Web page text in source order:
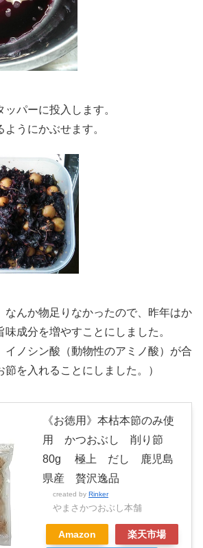
パーに投入します。
うにかぶせます。
なんか物足りなかったので、昨年はか
成分を増やすことにしました。
イノシン酸（動物性のアミノ酸）が合
節を入れることにしました。）
《お徳用》本枯本節のみ使
用 かつおぶし 削り節
80g 極上 だし 鹿児島
県産 贅沢逸品
created by Rinker
やまさかつおぶし本舗
Amazon 楽天市場